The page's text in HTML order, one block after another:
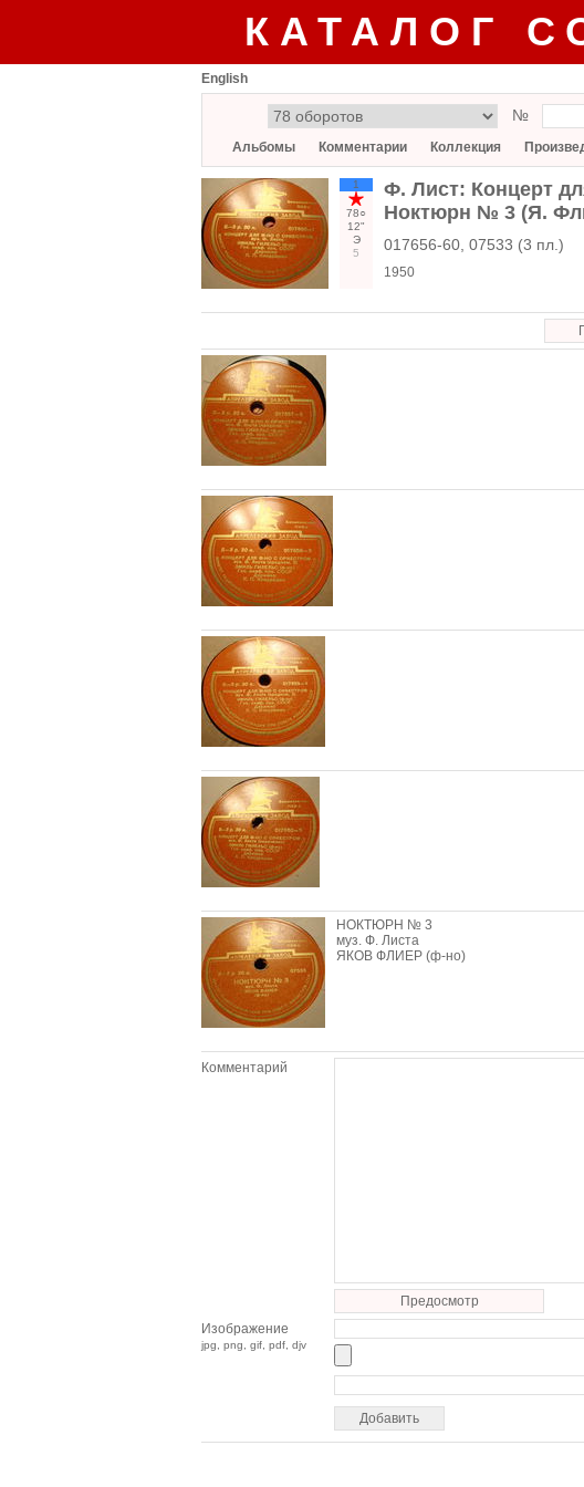
КАТАЛОГ
English
№
Альбомы Комментарии Коллекция
1
78○
12"
Э
5
Ф. Лист: Концерт
Ноктюрн № 3 (Я.
017656-60, 07533 (3 пл.)
1950
НОКТЮРН № 3
муз. Ф. Листа
ЯКОВ ФЛИЕР (ф-но)
Комментарий
Предосмотр
Изображение
jpg, png, gif, pdf, djv